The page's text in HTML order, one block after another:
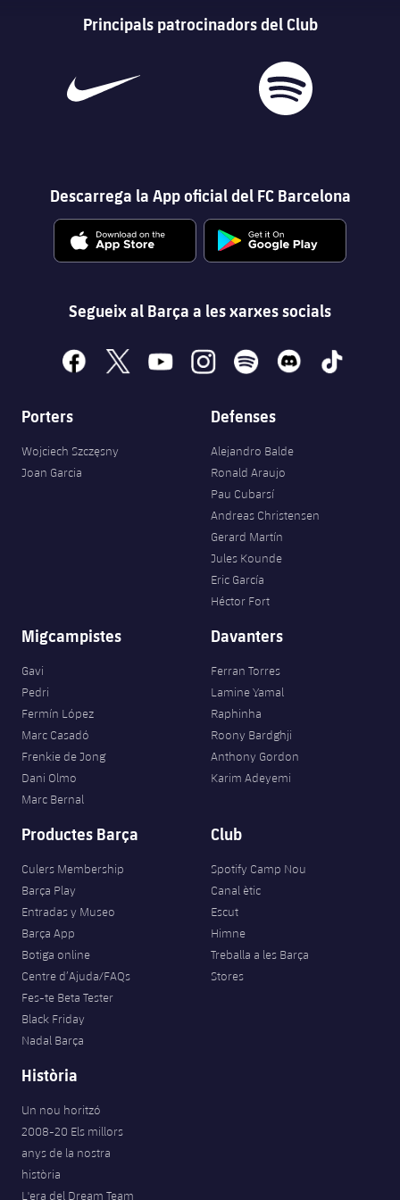
Principals patrocinadors del Club
Descarrega la App oficial del FC Barcelona
Segueix al Barça a les xarxes socials
facebook
x youtubeinstagramspotify discord tiktok
Porters
Wojciech Szczęsny
Joan Garcia
Defenses
Alejandro Balde
Ronald Araujo
Pau Cubarsí
Andreas Christensen
Gerard Martín
Jules Kounde
Eric García
Héctor Fort
Migcampistes
Gavi
Pedri
Fermín López
Marc Casadó
Frenkie de Jong
Dani Olmo
Marc Bernal
Davanters
Ferran Torres
Lamine Yamal
Raphinha
Roony Bardghji
Anthony Gordon
Karim Adeyemi
Productes Barça
Culers Membership
Barça Play
Entradas y Museo
Barça App
Botiga online
Centre d’Ajuda/FAQs
Fes-te Beta Tester
Black Friday
Nadal Barça
Club
Spotify Camp Nou
Canal ètic
Escut
Himne
Treballa a les Barça
Stores
Història
Un nou horitzó
2008-20 Els millors
anys de la nostra
història
L'era del Dream Team